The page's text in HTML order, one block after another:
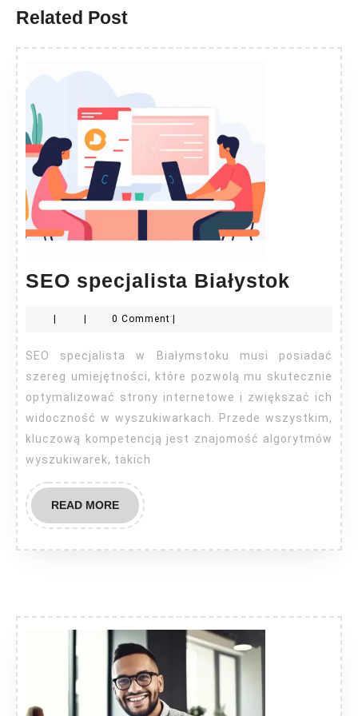
Related Post
SEO specjalista Białystok
0 Comment
SEO specjalista w Białymstoku musi posiadać
szereg umiejętności, które pozwolą mu skutecznie
optymalizować strony internetowe i zwiększać ich
widoczność w wyszukiwarkach. Przede wszystkim,
kluczową kompetencją jest znajomość algorytmów
wyszukiwarek, takich
READ MOREREAD
MORE